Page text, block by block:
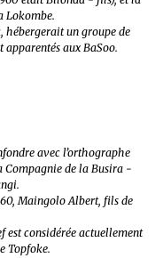
Lokombe.
un groupe de
aux BaSoo.
avec l’orthographe
Compagnie de la Busira -
Maingolo Albert, fils de
considérée actuellement
Topfoke.